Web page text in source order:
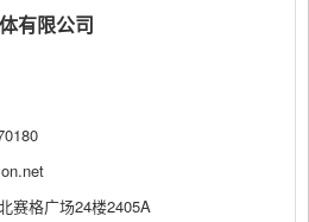
有限公司
赛格广场24楼2405A